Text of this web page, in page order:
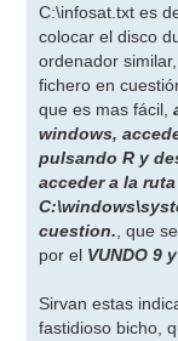
C:\infosat.txt es
colocar el disco
ordenador
fichero en
que es mas fácil,
windows,
pulsando R y
acceder a la
cuestion., que
por el VUNDO 9
Sirvan estas
fastidioso bicho,